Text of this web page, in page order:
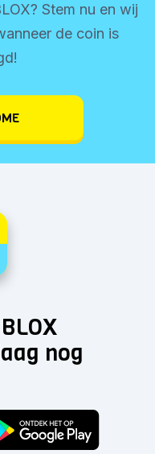
Stem nu en wij
de coin is
nog